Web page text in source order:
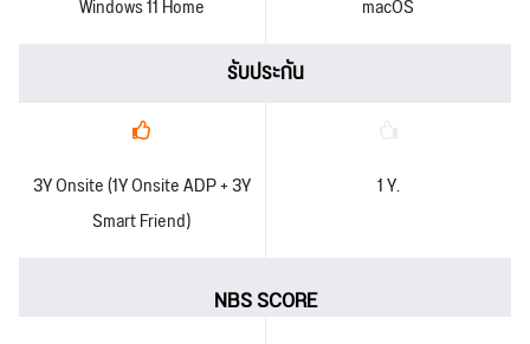
Windows 11 Home macOS
รับประกัน
3Y Onsite (1Y Onsite ADP + 3Y
Smart Friend)
1 Y.
NBS SCORE